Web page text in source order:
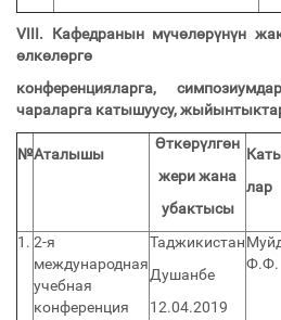
VIII. Кафедранын мүчөлөрүнүн
өлкөлөргө
конференцияларга,
чараларга катышуусу,
№Аталышы
Өткөрүлгөн
жери жана
убактысы
лар
1. 2-я
международная
учебная
конференция
Таджикистан
Душанбе
12.04.2019
Ф.Ф.